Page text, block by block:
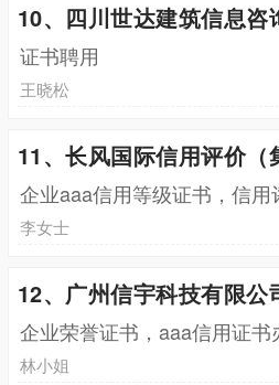
10、四川世达建筑信息咨
证书聘用
王晓松
11、长风国际信用评价
企业aaa信用等级证书，信用
李女士
12、广州信宇科技有限公
企业荣誉证书，aaa信用证书
林小姐